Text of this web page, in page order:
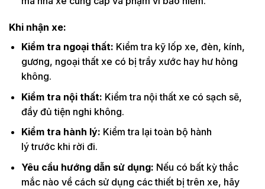
Khi nhận xe:
Kiểm tra ngoại thất: Kiểm tra kỹ lốp xe, đèn, kính,
gương, ngoại thất xe có bị trầy xước hay hư hỏng
không.
Kiểm tra nội thất: Kiểm tra nội thất xe có sạch sẽ,
đầy đủ tiện nghi không.
Kiểm tra hành lý: Kiểm tra lại toàn bộ hành
lý trước khi rời đi.
Yêu cầu hướng dẫn sử dụng: Nếu có bất kỳ thắc
mắc nào về cách sử dụng các thiết bị trên xe, hãy